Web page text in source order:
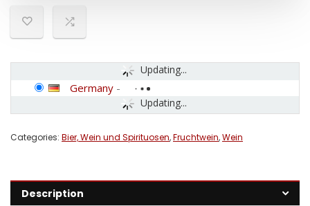
Updating...
Updating...
Germany -
Categories: Bier, Wein und Spirituosen,Fruchtwein,Wein
Description